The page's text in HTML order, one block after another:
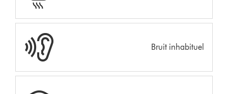
Bruit inhabituel